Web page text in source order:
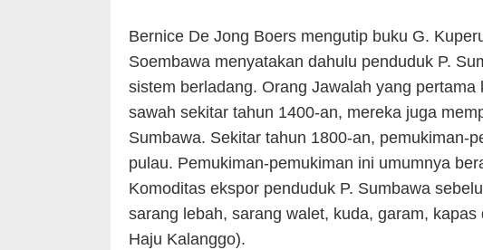
Bernice De Jong Boers mengutip buku G.
Soembawa menyatakan dahulu penduduk P.
sistem berladang. Orang Jawalah yang
sawah sekitar tahun 1400-an, mereka juga
Sumbawa. Sekitar tahun 1800-an, pemukiman-
pulau. Pemukiman-pemukiman ini umumnya
Komoditas ekspor penduduk P. Sumbawa
sarang lebah, sarang walet, kuda, garam,
Haju Kalanggo).